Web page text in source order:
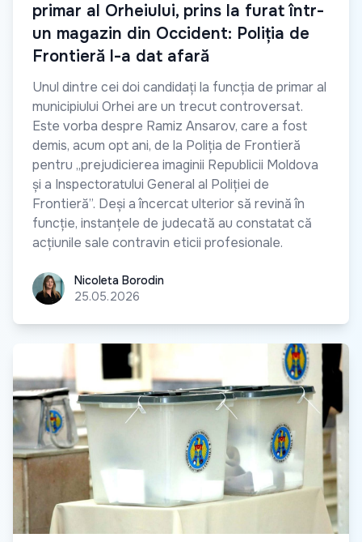
primar al Orheiului, prins la furat într-
un magazin din Occident: Poliția de
Frontieră l-a dat afară
Unul dintre cei doi candidați la funcția de primar al
municipiului Orhei are un trecut controversat.
Este vorba despre Ramiz Ansarov, care a fost
demis, acum opt ani, de la Poliția de Frontieră
pentru „prejudicierea imaginii Republicii Moldova
și a Inspectoratului General al Poliției de
Frontieră”. Deși a încercat ulterior să revină în
funcție, instanțele de judecată au constatat că
acțiunile sale contravin eticii profesionale.
Nicoleta Borodin
Nicoleta Borodin
25.05.2026